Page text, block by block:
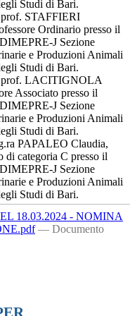
Studi di Bari.
prof. STAFFIERI
Ordinario presso il
J Sezione
e Produzioni Animali
Studi di Bari.
prof. LACITIGNOLA
Associato presso il
J Sezione
e Produzioni Animali
Studi di Bari.
PAPALEO Claudia,
di categoria C presso il
J Sezione
e Produzioni Animali
Studi di Bari.
18.03.2024 - NOMINA
— Documento